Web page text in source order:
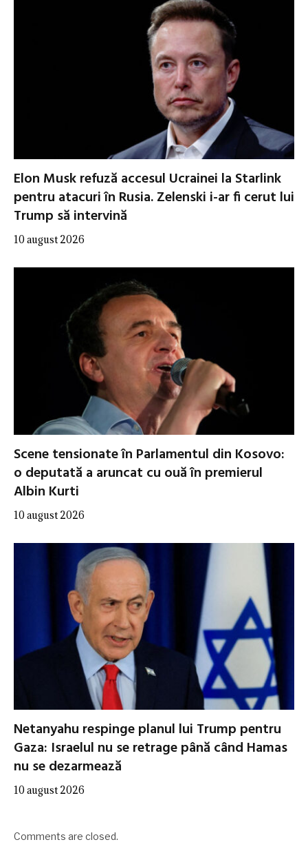
Elon Musk refuză accesul Ucrainei la Starlink
pentru atacuri în Rusia. Zelenski i-ar fi cerut lui
Trump să intervină
10 august 2026
Scene tensionate în Parlamentul din Kosovo:
o deputată a aruncat cu ouă în premierul
Albin Kurti
10 august 2026
Netanyahu respinge planul lui Trump pentru
Gaza: Israelul nu se retrage până când Hamas
nu se dezarmează
10 august 2026
Comments are closed.